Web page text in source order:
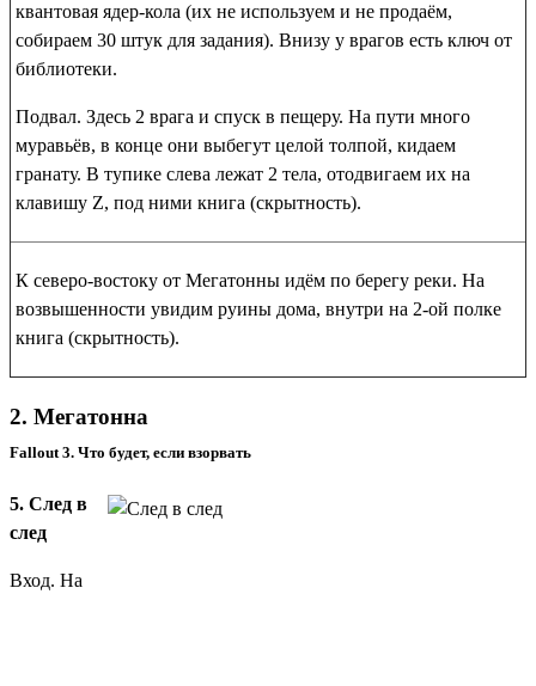
квантовая ядер-кола (их не используем и не продаём,
собираем 30 штук для задания). Внизу у врагов есть ключ от
библиотеки.
Подвал. Здесь 2 врага и спуск в пещеру. На пути много
муравьёв, в конце они выбегут целой толпой, кидаем
гранату. В тупике слева лежат 2 тела, отодвигаем их на
клавишу Z, под ними книга (скрытность).
К северо-востоку от Мегатонны идём по берегу реки. На
возвышенности увидим руины дома, внутри на 2-ой полке
книга (скрытность).
2. Мегатонна
Fallout 3. Что будет, если взорвать
5. След в
след
Вход. На